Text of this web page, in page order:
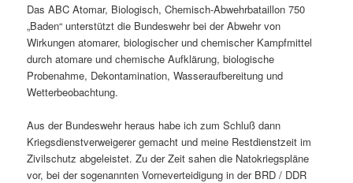
Das ABC Atomar, Biologisch, Chemisch-Abwehrbataillon 750
„Baden“ unterstützt die Bundeswehr bei der Abwehr von
Wirkungen atomarer, biologischer und chemischer Kampfmittel
durch atomare und chemische Aufklärung, biologische
Probenahme, Dekontamination, Wasseraufbereitung und
Wetterbeobachtung.
Aus der Bundeswehr heraus habe ich zum Schluß dann
Kriegsdienstverweigerer gemacht und meine Restdienstzeit im
Zivilschutz abgeleistet. Zu der Zeit sahen die Natokriegspläne
vor, bei der sogenannten Vorneverteidigung in der BRD / DDR